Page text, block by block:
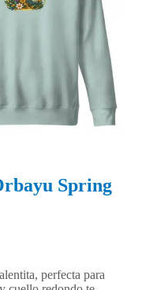
Spring
perfecta para